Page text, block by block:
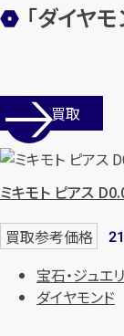
最
【
「ダイヤ
店舗買取
ミキモト ピアス
買取参考価格
宝石・ジュエ
ダイヤモンド